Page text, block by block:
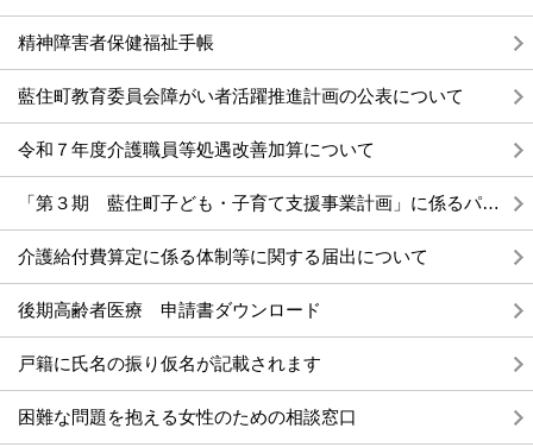
精神障害者保健福祉手帳
藍住町教育委員会障がい者活躍推進計画の公表について
令和７年度介護職員等処遇改善加算について
「第３期 藍住町子ども・子育て支援事業計画」に係るパブリックコメントの実施結果について
介護給付費算定に係る体制等に関する届出について
後期高齢者医療 申請書ダウンロード
戸籍に氏名の振り仮名が記載されます
困難な問題を抱える女性のための相談窓口